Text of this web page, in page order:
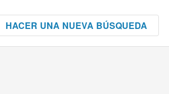
HACER UNA NUEVA BÚSQUEDA